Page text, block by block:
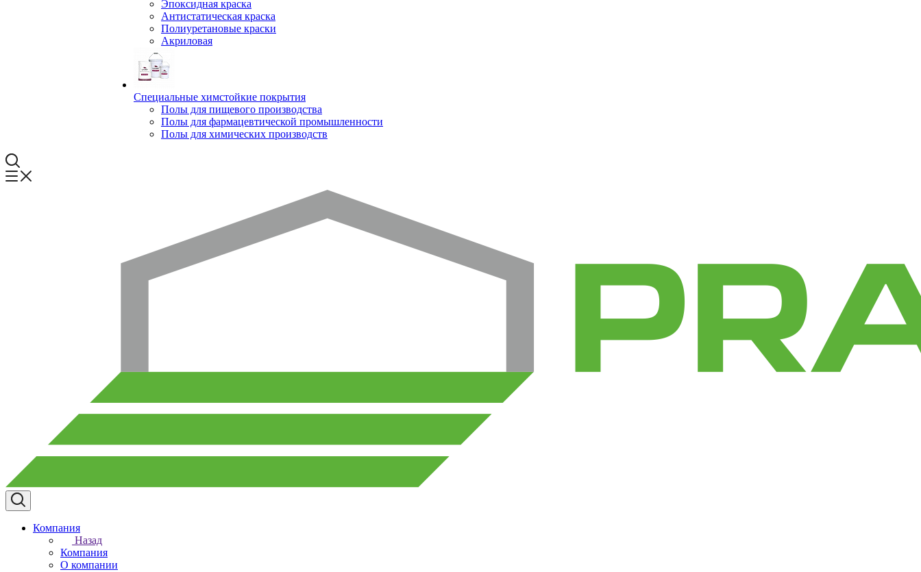
Эпоксидная краска
Антистатическая краска
Полиуретановые краски
Акриловая
Специальные химстойкие покрытия
Полы для пищевого производства
Полы для фармацевтической промышленности
Полы для химических производств
Компания
Назад
Компания
О компании